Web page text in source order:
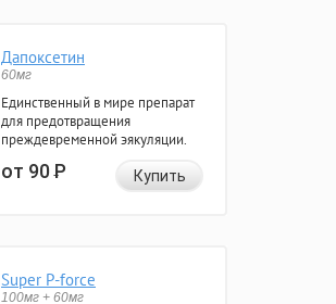
Дапоксетин
60мг
Единственный в мире препарат
для предотвращения
преждевременной эякуляции.
от 90Р Купить
Super P-force
100мг + 60мг